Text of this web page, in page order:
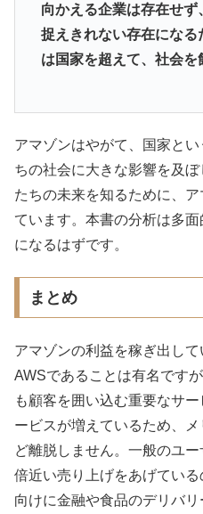
向かえる企業は存在せず
捉えきれない存在になる
は国家を超えて、社会を
アマゾンはやがて、国家と
ちの社会に大きな影響を及
たちの未来を知るために、
ています。本書の分析は多
になるはずです。
まとめ
アマゾンの利益を稼ぎ出し
AWSであることは有名です
も顧客を囲い込む重要なサ
ービスが増えているため、
ど離脱しません。一般のユ
倍近い売り上げをあげてい
向けに金融や食品のデリバ